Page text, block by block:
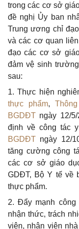
trong các cơ sở
đề nghị Ủy ban
Trung ương chỉ
và các cơ quan
đạo các cơ sở
đảm vệ sinh
sau:
1. Thực hiện
thực phẩm,
BGDĐT ngày 12/
định về công tác
BGDĐT ngày 12/
tăng cường công
các cơ sở giáo
GDĐT, Bộ Y tế về
thực phẩm.
2. Đẩy mạnh công
nhận thức, trách
viên, nhân viên